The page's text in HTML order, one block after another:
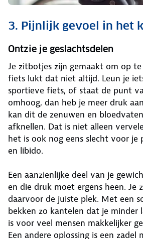
3. Pijnlijk gevoel in het
Ontzie je geslachtsdelen
Je zitbotjes zijn gemaakt om op
fiets lukt dat niet altijd. Leun je
sportieve fiets, of staat de punt
omhoog, dan heb je meer druk
kan dit de zenuwen en
afknellen. Dat is niet alleen
het is ook nog eens slecht voor je
en libido.
Een aanzienlijke deel van je
en die druk moet ergens heen. Je
daarvoor de juiste plek. Met een
bekken zo kantelen dat je minder
is voor veel mensen makkelijker
Een andere oplossing is een zadel